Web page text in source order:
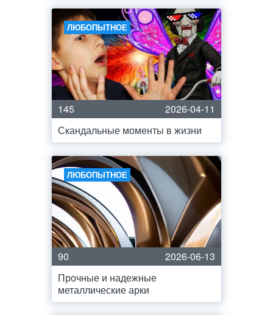
ЛЮБОПЫТНОЕ
145
2026-04-11
Скандальные моменты в жизни
ЛЮБОПЫТНОЕ
90
2026-06-13
Прочные и надежные
металлические арки